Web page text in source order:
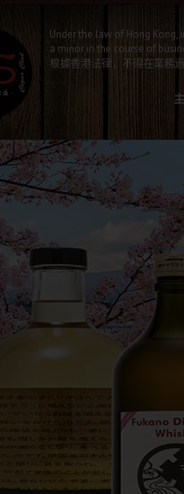
Under the law of Hong
a minor in the course of
根據香港法律，不得在業務